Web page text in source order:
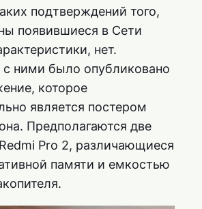
подтверждений того,
появившиеся в Сети
нет.
ними было опубликовано
которое
является постером
Предполагаются две
Pro 2, различающиеся
памяти и емкостью